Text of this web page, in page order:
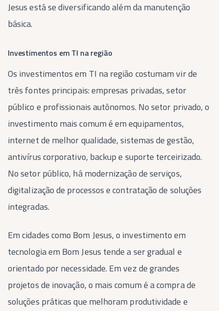
Jesus está se diversificando além da manutenção
básica.
Investimentos em TI na região
Os investimentos em TI na região costumam vir de
três fontes principais: empresas privadas, setor
público e profissionais autônomos. No setor privado, o
investimento mais comum é em equipamentos,
internet de melhor qualidade, sistemas de gestão,
antivírus corporativo, backup e suporte terceirizado.
No setor público, há modernização de serviços,
digitalização de processos e contratação de soluções
integradas.
Em cidades como Bom Jesus, o investimento em
tecnologia em Bom Jesus tende a ser gradual e
orientado por necessidade. Em vez de grandes
projetos de inovação, o mais comum é a compra de
soluções práticas que melhoram produtividade e